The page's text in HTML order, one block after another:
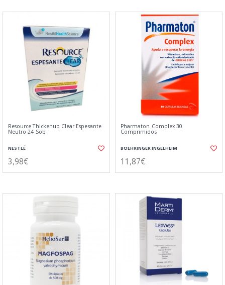
Resource Thickenup Clear Espesante
Neutro 24 Sob
NESTLÉ
3,98€
Pharmaton Complex 30
Comprimidos
BOEHRINGER INGELHEIM
11,87€